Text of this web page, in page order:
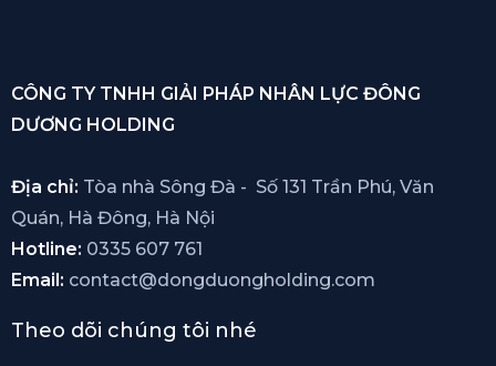
CÔNG TY TNHH GIẢI PHÁP NHÂN LỰC ĐÔNG
DƯƠNG HOLDING
Địa chỉ: Tòa nhà Sông Đà - Số 131 Trần Phú, Văn
Quán, Hà Đông, Hà Nội
Hotline: 0335 607 761
Email: contact@dongduongholding.com
Theo dõi chúng tôi nhé